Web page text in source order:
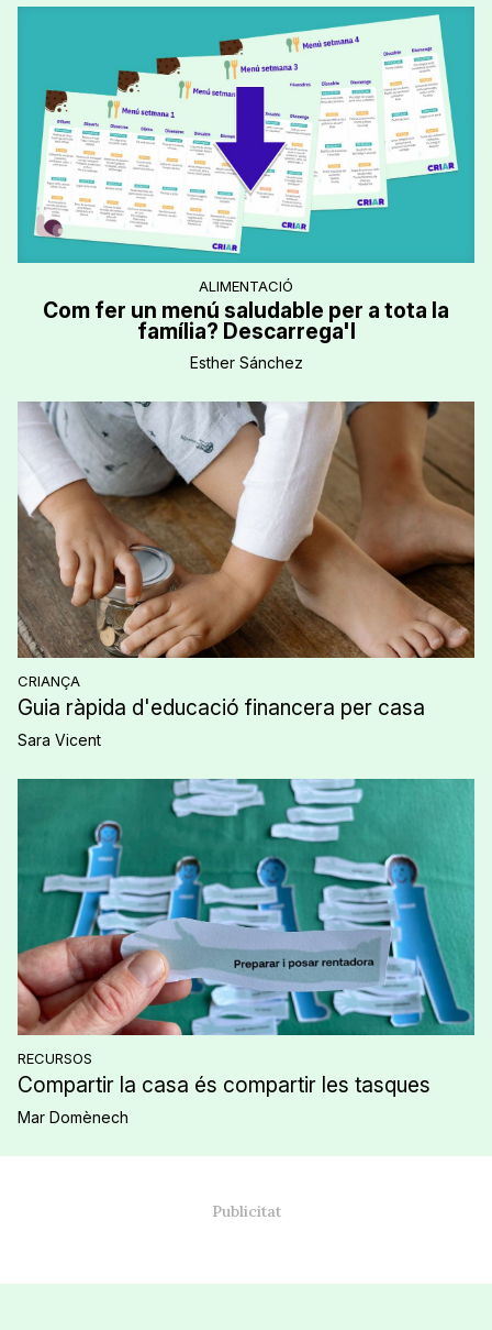
CRIANÇA
Guia ràpida d'educació financera per casa
Sara Vicent
RECURSOS
Compartir la casa és compartir les tasques
Mar Domènech
ALIMENTACIÓ
Com fer un menú saludable per a tota la
família? Descarrega'l
Esther Sánchez